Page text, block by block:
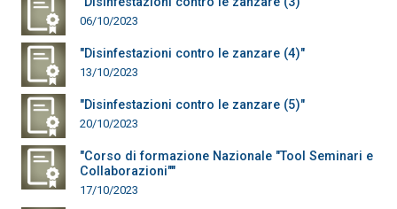
06/10/2023
"Disinfestazioni contro le zanzare (4)"
13/10/2023
"Disinfestazioni contro le zanzare (5)"
20/10/2023
"Corso di formazione Nazionale "Tool Seminari e
Collaborazioni""
17/10/2023